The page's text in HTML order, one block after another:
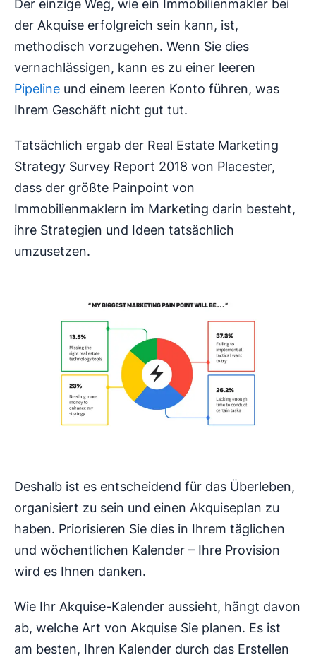
Der einzige Weg, wie ein Immobilienmakler bei
der Akquise erfolgreich sein kann, ist,
methodisch vorzugehen. Wenn Sie dies
vernachlässigen, kann es zu einer leeren
Pipeline und einem leeren Konto führen, was
Ihrem Geschäft nicht gut tut.
Tatsächlich ergab der Real Estate Marketing
Strategy Survey Report 2018 von Placester,
dass der größte Painpoint von
Immobilienmaklern im Marketing darin besteht,
ihre Strategien und Ideen tatsächlich
umzusetzen.
Deshalb ist es entscheidend für das Überleben,
organisiert zu sein und einen Akquiseplan zu
haben. Priorisieren Sie dies in Ihrem täglichen
und wöchentlichen Kalender – Ihre Provision
wird es Ihnen danken.
Wie Ihr Akquise-Kalender aussieht, hängt davon
ab, welche Art von Akquise Sie planen. Es ist
am besten, Ihren Kalender durch das Erstellen